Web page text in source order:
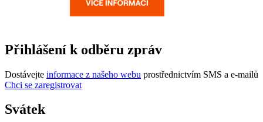
Přihlášení k odběru zpráv
Dostávejte informace z našeho webu prostřednictvím SMS a e-mailů
Chci se zaregistrovat
Svátek